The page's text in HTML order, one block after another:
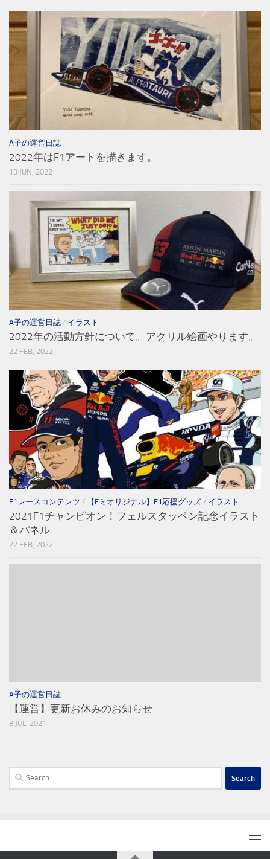
A子の運営日誌
2022年はF1アートを描きます。
13 JUN, 2022
A子の運営日誌 / イラスト
2022年の活動方針について。アクリル絵画やります。
22 FEB, 2022
F1レースコンテンツ / 【Fミオリジナル】F1応援グッズ / イラスト
2021F1チャンピオン！フェルスタッペン記念イラスト
＆パネル
22 FEB, 2022
A子の運営日誌
【運営】更新お休みのお知らせ
3 JUL, 2021
Search
for: